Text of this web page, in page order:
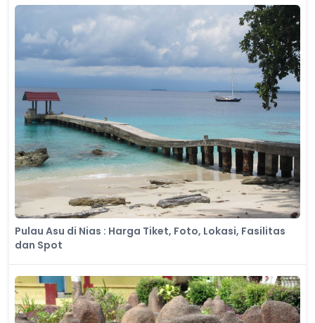
Pulau Asu di Nias : Harga Tiket, Foto, Lokasi, Fasilitas
dan Spot